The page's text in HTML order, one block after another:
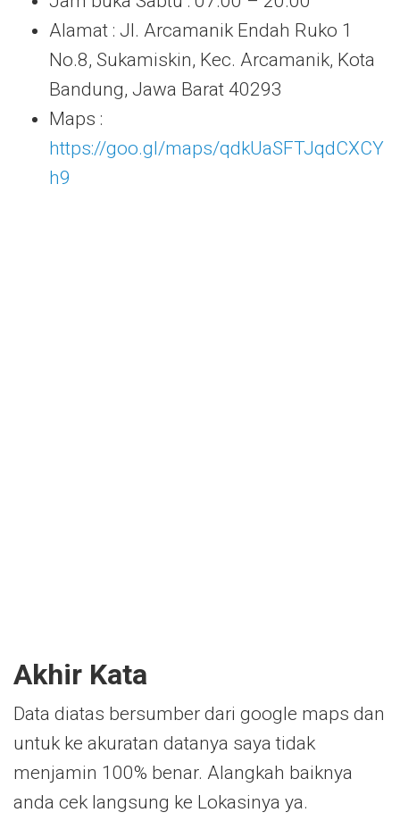
Alamat : Jl. Arcamanik Endah Ruko 1
No.8, Sukamiskin, Kec. Arcamanik, Kota
Bandung, Jawa Barat 40293
Maps :
https://goo.gl/maps/qdkUaSFTJqdCXCY
h9
Akhir Kata
Data diatas bersumber dari google maps dan
untuk ke akuratan datanya saya tidak
menjamin 100% benar. Alangkah baiknya
anda cek langsung ke Lokasinya ya.